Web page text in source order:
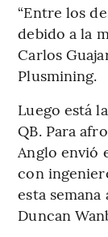
“Entre los
debido a la
Carlos
Plusmining.
Luego está
QB. Para
Anglo envió
con
esta semana
Duncan